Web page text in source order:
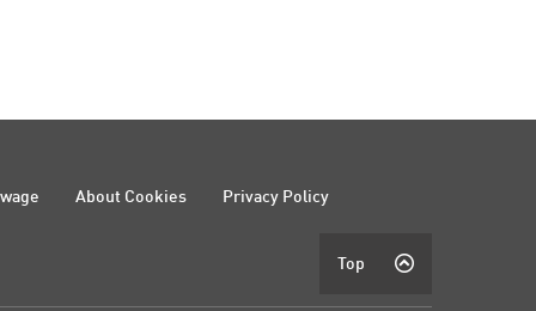
About Cookies Privacy Policy
Top